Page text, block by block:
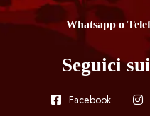
Whatsapp o
Seguici
Facebook